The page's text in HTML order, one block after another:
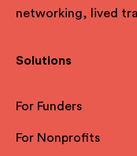
networking, lived
Solutions
For Funders
For Nonprofits